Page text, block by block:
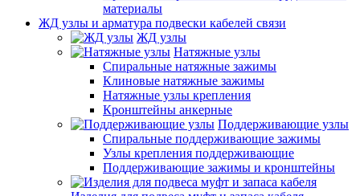
материалы
ЖД узлы и арматура подвески кабелей связи
ЖД узлы
Натяжные узлы
Спиральные натяжные зажимы
Клиновые натяжные зажимы
Натяжные узлы крепления
Кронштейны анкерные
Поддерживающие узлы
Спиральные поддерживающие зажимы
Узлы крепления поддерживающие
Поддерживающие зажимы и кронштейны